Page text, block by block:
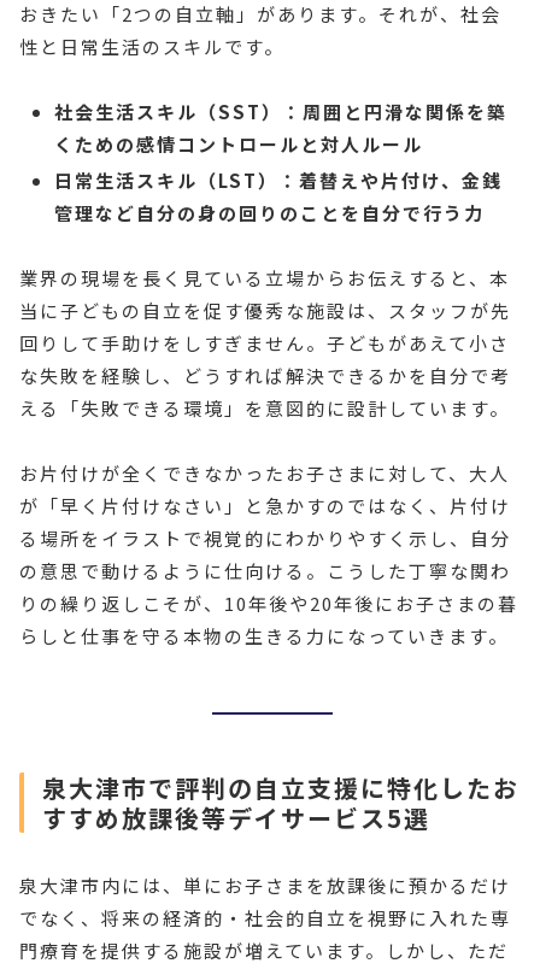
おきたい「2つの自立軸」があります。それが、社会
性と日常生活のスキルです。
社会生活スキル（SST）：周囲と円滑な関係を築
くための感情コントロールと対人ルール
日常生活スキル（LST）：着替えや片付け、金銭
管理など自分の身の回りのことを自分で行う力
業界の現場を長く見ている立場からお伝えすると、本
当に子どもの自立を促す優秀な施設は、スタッフが先
回りして手助けをしすぎません。子どもがあえて小さ
な失敗を経験し、どうすれば解決できるかを自分で考
える「失敗できる環境」を意図的に設計しています。
お片付けが全くできなかったお子さまに対して、大人
が「早く片付けなさい」と急かすのではなく、片付け
る場所をイラストで視覚的にわかりやすく示し、自分
の意思で動けるように仕向ける。こうした丁寧な関わ
りの繰り返しこそが、10年後や20年後にお子さまの暮
らしと仕事を守る本物の生きる力になっていきます。
泉大津市で評判の自立支援に特化したお
すすめ放課後等デイサービス5選
泉大津市内には、単にお子さまを放課後に預かるだけ
でなく、将来の経済的・社会的自立を視野に入れた専
門療育を提供する施設が増えています。しかし、ただ